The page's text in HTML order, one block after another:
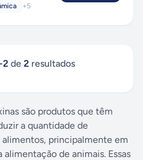
+5
2de 2resultados
são produtos que têm
a quantidade de
principalmente em
de animais. Essas